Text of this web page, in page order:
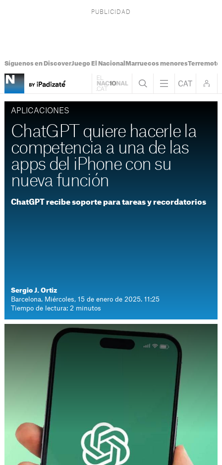
Síguenos en DiscoverJuego El Nacional Marruecos menoresTerremoto
APLICACIONES
ChatGPT quiere hacerle la
competencia a una de las
apps del iPhone con su
nueva función
ChatGPT recibe soporte para tareas y recordatorios
Sergio J. Ortiz
Barcelona. Miércoles, 15 de enero de 2025. 11:25
Tiempo de lectura: 2 minutos